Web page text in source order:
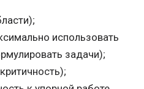
использовать
задачи);